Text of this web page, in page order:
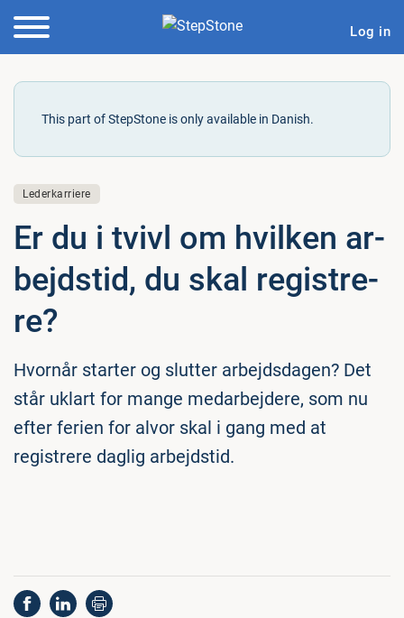
Log in
This part of StepStone is only available in Danish.
Lederkarriere
Er du i tvivl om hvilken ar­
bejds­tid, du skal re­gi­stre­
re?
Hvornår starter og slutter arbejdsdagen? Det
står uklart for mange medarbejdere, som nu
efter ferien for alvor skal i gang med at
registrere daglig arbejdstid.